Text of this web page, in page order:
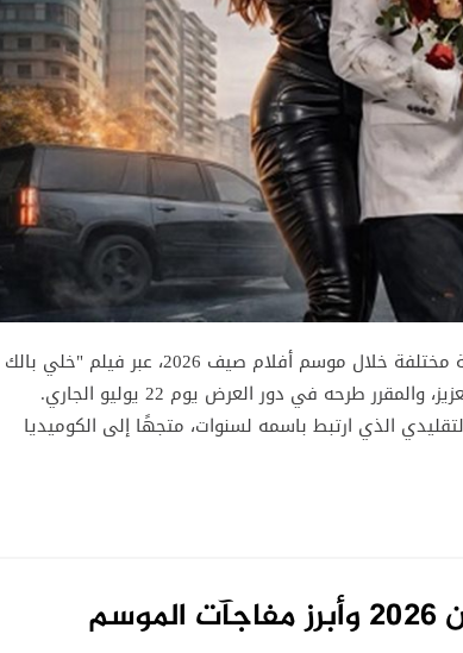
يستعد النجم أحمد السقا لخوض تجربة سينمائية مختلفة خلال موسم أفلام صيف 2026، عبر فيلم "خلي بالك
من نفسك" الذي يجمعه بالنجمة ياسمين عبد العزيز، والمقرر طرحه في دور العرض يوم 22 يوليو الجاري.
الذي ارتبط باسمه لسنوات، متجهًا إلى الكوميديا